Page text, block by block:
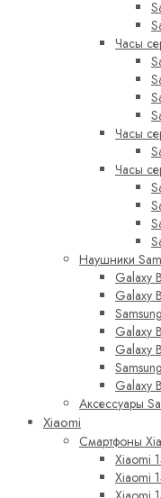
Часы
Часы
Часы
Наушники
Galaxy
Galaxy
Galaxy
Galaxy
Galaxy
Аксессуары
Xiaomi
Смартфоны
Xiaomi
Xiaomi